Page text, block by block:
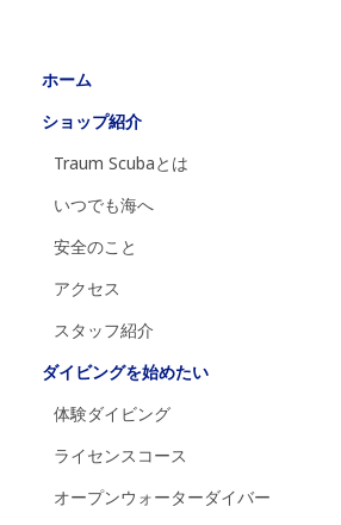
ホーム
ショップ紹介
Traum Scubaとは
いつでも海へ
安全のこと
アクセス
スタッフ紹介
ダイビングを始めたい
体験ダイビング
ライセンスコース
オープンウォーターダイバー